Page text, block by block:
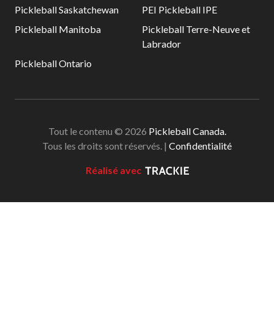
Pickleball Saskatchewan
PEI Pickleball IPE
Pickleball Manitoba
Pickleball Terre-Neuve et
Labrador
Pickleball Ontario
Tout le contenu © 2026 Pickleball Canada.
Tous les droits sont réservés. | Confidentialité
Réalisé avec